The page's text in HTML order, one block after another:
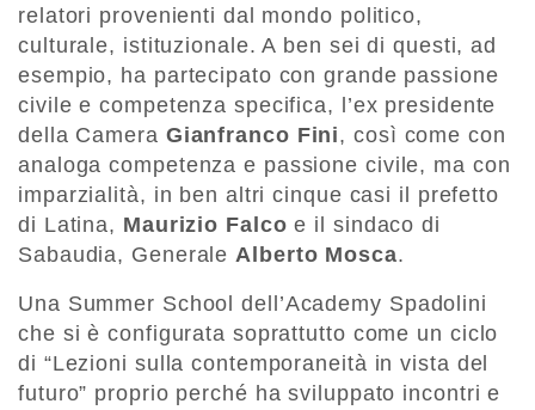
relatori provenienti dal mondo politico,
culturale, istituzionale. A ben sei di questi, ad
esempio, ha partecipato con grande passione
civile e competenza specifica, l’ex presidente
della Camera Gianfranco Fini, così come con
analoga competenza e passione civile, ma con
imparzialità, in ben altri cinque casi il prefetto
di Latina, Maurizio Falco e il sindaco di
Sabaudia, GeneraleAlberto Mosca.
Una Summer School dell’Academy Spadolini
che si è configurata soprattutto come un ciclo
di “Lezioni sulla contemporaneità in vista del
futuro” proprio perché ha sviluppato incontri e